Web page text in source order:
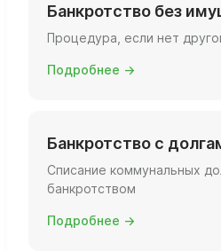
Банкротство без
Процедура, если нет
Подробнее →
Банкротство с
Списание коммунальных
банкротством
Подробнее →